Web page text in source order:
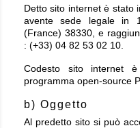
Detto sito internet è stato
avente sede legale in
(France) 38330, e
: (+33) 04 82 53 02 10.
Codesto sito internet
programma open-source
b) Oggetto
Al predetto sito si può